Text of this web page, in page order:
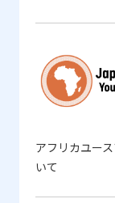
プロジェクト支
通訳派遣
複合（事業）
実施時期
アフリカユー
いて